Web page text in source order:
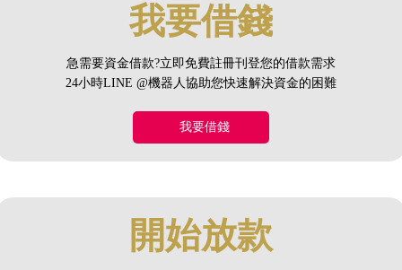
我要借錢
急需要資金借款?立即免費註冊刊登您的借款需求
24小時LINE @機器人協助您快速解決資金的困難
我要借錢
開始放款